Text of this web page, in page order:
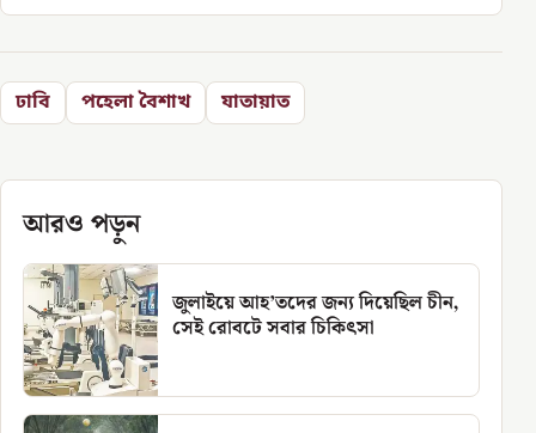
ঢাবি পহেলা বৈশাখ যাতায়াত
আরও পড়ুন
জুলাইয়ে আহ’তদের জন্য দিয়েছিল চীন,
সেই রোবটে সবার চিকিৎসা